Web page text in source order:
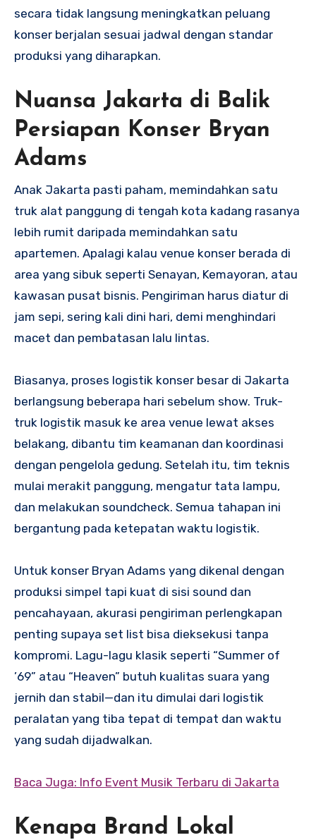
secara tidak langsung meningkatkan peluang
konser berjalan sesuai jadwal dengan standar
produksi yang diharapkan.
Nuansa Jakarta di Balik
Persiapan Konser Bryan
Adams
Anak Jakarta pasti paham, memindahkan satu
truk alat panggung di tengah kota kadang rasanya
lebih rumit daripada memindahkan satu
apartemen. Apalagi kalau venue konser berada di
area yang sibuk seperti Senayan, Kemayoran, atau
kawasan pusat bisnis. Pengiriman harus diatur di
jam sepi, sering kali dini hari, demi menghindari
macet dan pembatasan lalu lintas.
Biasanya, proses logistik konser besar di Jakarta
berlangsung beberapa hari sebelum show. Truk-
truk logistik masuk ke area venue lewat akses
belakang, dibantu tim keamanan dan koordinasi
dengan pengelola gedung. Setelah itu, tim teknis
mulai merakit panggung, mengatur tata lampu,
dan melakukan soundcheck. Semua tahapan ini
bergantung pada ketepatan waktu logistik.
Untuk konser Bryan Adams yang dikenal dengan
produksi simpel tapi kuat di sisi sound dan
pencahayaan, akurasi pengiriman perlengkapan
penting supaya set list bisa dieksekusi tanpa
kompromi. Lagu-lagu klasik seperti “Summer of
’69” atau “Heaven” butuh kualitas suara yang
jernih dan stabil—dan itu dimulai dari logistik
peralatan yang tiba tepat di tempat dan waktu
yang sudah dijadwalkan.
Baca Juga: Info Event Musik Terbaru di Jakarta
Kenapa Brand Lokal